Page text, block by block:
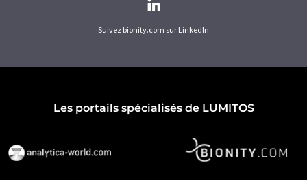
Suivez bionity.com sur LinkedIn
Les portails spécialisés de LUMITOS